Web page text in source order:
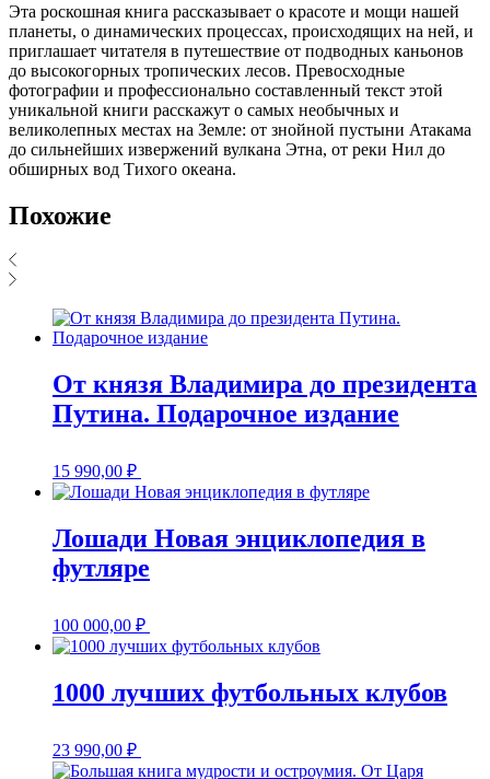
Эта роскошная книга рассказывает о красоте и мощи нашей
планеты, о динамических процессах, происходящих на ней, и
приглашает читателя в путешествие от подводных каньонов
до высокогорных тропических лесов. Превосходные
фотографии и профессионально составленный текст этой
уникальной книги расскажут о самых необычных и
великолепных местах на Земле: от знойной пустыни Атакама
до сильнейших извержений вулкана Этна, от реки Нил до
обширных вод Тихого океана.
Похожие
От князя Владимира до президента
Путина. Подарочное издание
15 990,00 ₽
Лошади Новая энциклопедия в
футляре
100 000,00 ₽
1000 лучших футбольных клубов
23 990,00 ₽